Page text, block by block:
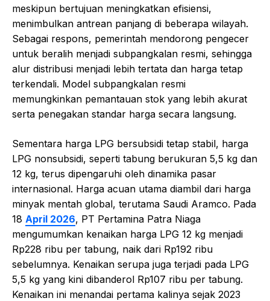
meskipun bertujuan meningkatkan efisiensi,
menimbulkan antrean panjang di beberapa wilayah.
Sebagai respons, pemerintah mendorong pengecer
untuk beralih menjadi subpangkalan resmi, sehingga
alur distribusi menjadi lebih tertata dan harga tetap
terkendali. Model subpangkalan resmi
memungkinkan pemantauan stok yang lebih akurat
serta penegakan standar harga secara langsung.
Sementara harga LPG bersubsidi tetap stabil, harga
LPG nonsubsidi, seperti tabung berukuran 5,5 kg dan
12 kg, terus dipengaruhi oleh dinamika pasar
internasional. Harga acuan utama diambil dari harga
minyak mentah global, terutama Saudi Aramco. Pada
18 April 2026, PT Pertamina Patra Niaga
mengumumkan kenaikan harga LPG 12 kg menjadi
Rp228 ribu per tabung, naik dari Rp192 ribu
sebelumnya. Kenaikan serupa juga terjadi pada LPG
5,5 kg yang kini dibanderol Rp107 ribu per tabung.
Kenaikan ini menandai pertama kalinya sejak 2023